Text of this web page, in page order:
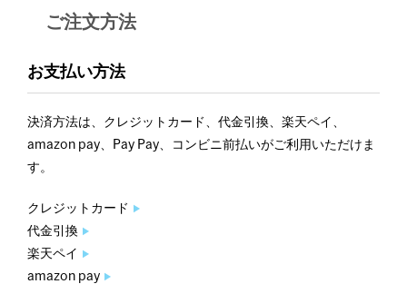
ご注文方法
お支払い方法
決済方法は、クレジットカード、代金引換、楽天ペイ、
amazon pay、Pay Pay、コンビニ前払いがご利用いただけま
す。
クレジットカード
代金引換
楽天ペイ
amazon pay